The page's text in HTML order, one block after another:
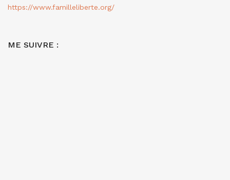
https://www.familleliberte.org/
ME SUIVRE :